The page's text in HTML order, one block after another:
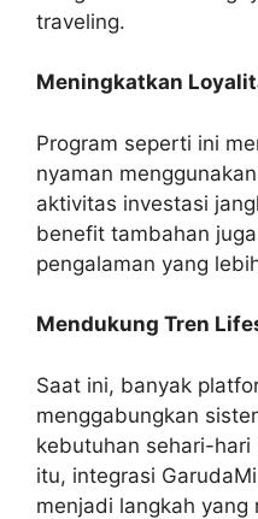
traveling.
Meningkatkan
Program seperti ini
nyaman
aktivitas investasi
benefit tambahan
pengalaman yang
Mendukung Tren
Saat ini, banyak
menggabungkan
kebutuhan sehari-hari
itu, integrasi
menjadi langkah yang